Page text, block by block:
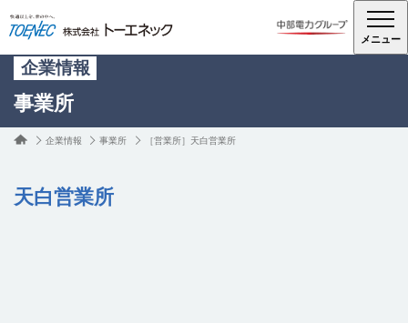
メニュー
企業情報
事業所
企業情報 事業所 ［営業所］天白営業所
天白営業所